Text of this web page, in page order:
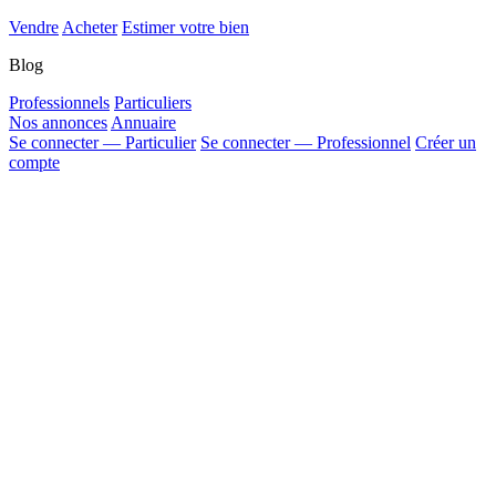
Vendre Acheter Estimer votre bien
Blog
Professionnels Particuliers
Nos annonces Annuaire
Se connecter — Particulier Se connecter — Professionnel Créer un
compte